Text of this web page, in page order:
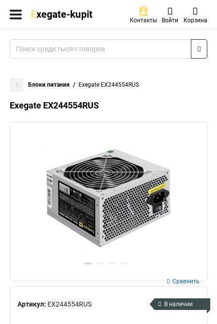
Контакты Войти Корзина
Блоки питания Exegate EX244554RUS
Exegate EX244554RUS
Артикул: EX244554RUS
Сравнить
В наличии